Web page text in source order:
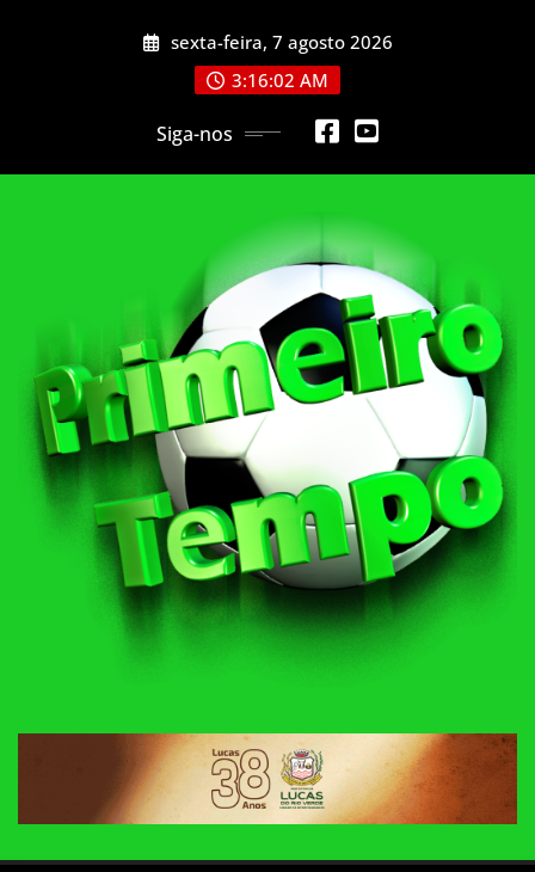
sexta-feira, 7 agosto 2026
3:16:04 AM
Siga-nos